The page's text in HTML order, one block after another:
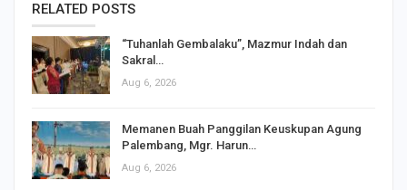
RELATED POSTS
“Tuhanlah Gembalaku”, Mazmur Indah dan
Sakral…
Aug 6, 2026
Memanen Buah Panggilan Keuskupan Agung
Palembang, Mgr. Harun…
Aug 6, 2026